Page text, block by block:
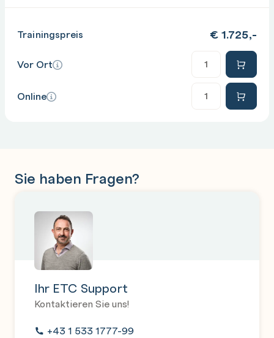
Trainingspreis € 1.725,-
Vor Ort
Online
Sie haben Fragen?
Ihr ETC Support
Kontaktieren Sie uns!
+43 1 533 1777-99